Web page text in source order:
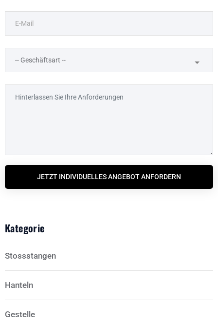
JETZT INDIVIDUELLES ANGEBOT ANFORDERN
Kategorie
Stossstangen
Hanteln
Gestelle